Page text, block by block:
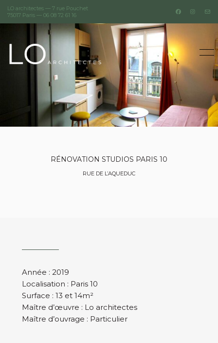
LO architectes — 7 rue Pouchet
75017 Paris — 06 08 72 61 16
RÉNOVATION STUDIOS PARIS 10
RUE DE L’AQUEDUC
Année : 2019
Localisation : Paris 10
Surface : 13 et 14m²
Maître d’œuvre : Lo architectes
Maître d’ouvrage : Particulier